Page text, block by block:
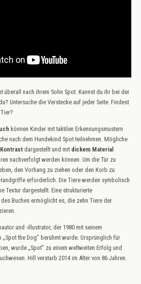
überall nach ihrem Sohn Spot. Kannst du ihr bei der
Untersuche die Verstecke auf jeder Seite. Findest
können Kinder mit taktilen Erkennungsmustern
nach dem Hundekind Spot teilnehmen. Mögliche
dargestellt und mit dickem Material
nachverfolgt werden können. Um die Tür zu
den Vorhang zu ziehen oder den Korb zu
erforderlich. Die Tiere werden symbolisch
Textur dargestellt. Eine strukturierte
Buches ermöglicht es, die zehn Tiere der
und -illustrator, der 1980 mit seinem
the Dog” berühmt wurde. Ursprünglich für
wurde „Spot” zu einem weltweiten Erfolg und
Hill verstarb 2014 im Alter von 86 Jahren.